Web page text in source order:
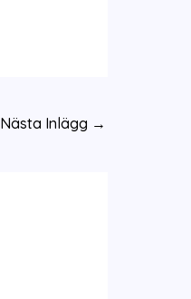
Nästa Inlägg →